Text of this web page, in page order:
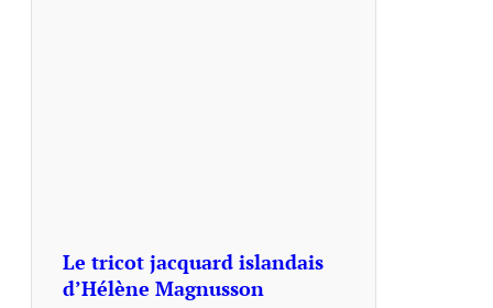
Le tricot jacquard islandais
d’Hélène Magnusson